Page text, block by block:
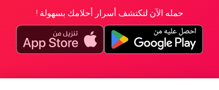
حمله الآن لتكتشف أسرار أحلامك بسهولة !